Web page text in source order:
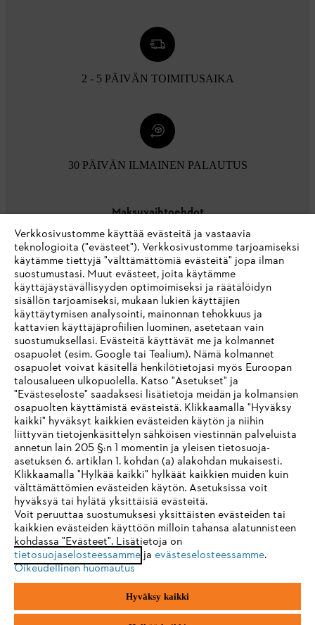
2 - 5 PÄIVÄN TOIMITUSAIKA
30 PÄIVÄN ILMAINEN PALAUTUS
Maksuvaihtoehdot
Yritys
STIHL FAQ
Palvelut
Yleiset ehdot Tietosuojakäytäntö Impressum
Evästeet Takuuehdot Oikeudelliset tiedot
Koivupuistontie 10 B
IHR BROWSER WIRD NICHT
UNTERSTÜTZT
Sie nutzen einen Browser, den wir noch nicht unterstützen. Für
eine optimale Nutzung unserer Seite empfehlen wir Ihnen, zu
einem der folgenden Browser zu wechseln:
Firefox Chrome
Verkkosivustomme käyttää evästeitä ja vastaavia
teknologioita ("evästeet"). Verkkosivustomme tarjoamiseksi
käytämme tiettyjä "välttämättömiä evästeitä" jopa ilman
suostumustasi. Muut evästeet, joita käytämme
käyttäjäystävällisyyden optimoimiseksi ja räätälöidyn
sisällön tarjoamiseksi, mukaan lukien käyttäjien
käyttäytymisen analysointi, mainonnan tehokkuus ja
kattavien käyttäjäprofiilien luominen, asetetaan vain
suostumuksellasi. Evästeitä käyttävät me ja kolmannet
osapuolet (esim. Google tai Tealium). Nämä kolmannet
osapuolet voivat käsitellä henkilötietojasi myös Euroopan
talousalueen ulkopuolella. Katso "Asetukset" ja
"Evästeseloste" saadaksesi lisätietoja meidän ja kolmansien
osapuolten käyttämistä evästeistä. Klikkaamalla "Hyväksy
kaikki" hyväksyt kaikkien evästeiden käytön ja niihin
liittyvän tietojenkäsittelyn sähköisen viestinnän palveluista
annetun lain 205 §:n 1 momentin ja yleisen tietosuoja-
asetuksen 6. artiklan 1. kohdan (a) alakohdan mukaisesti.
Klikkaamalla "Hylkää kaikki" hylkäät kaikkien muiden kuin
välttämättömien evästeiden käytön. Asetuksissa voit
hyväksyä tai hylätä yksittäisiä evästeitä.
Voit peruuttaa suostumuksesi yksittäisten evästeiden tai
kaikkien evästeiden käyttöön milloin tahansa alatunnisteen
kohdassa "Evästeet". Lisätietoja on
tietosuojaselosteessammeja evästeselosteessamme.
Oikeudellinen huomautus
Hyväksy kaikki